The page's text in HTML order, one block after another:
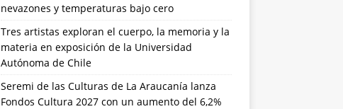
nevazones y temperaturas bajo cero
Tres artistas exploran el cuerpo, la memoria y la
materia en exposición de la Universidad
Autónoma de Chile
Seremi de las Culturas de La Araucanía lanza
Fondos Cultura 2027 con un aumento del 6,2%